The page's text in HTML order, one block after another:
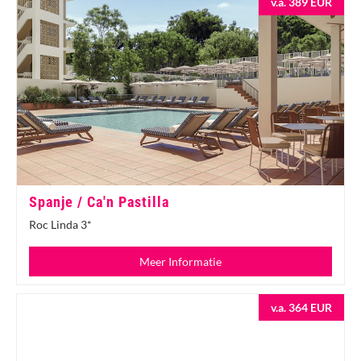
Spanje / Ca'n Pastilla
Roc Linda 3*
Meer Informatie
v.a. 364 EUR